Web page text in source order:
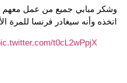
وشكر مبابي جميع من عمل معهم
اتخذه وأنه سيغادر فرنسا للمرة
t0cL2wPpjX